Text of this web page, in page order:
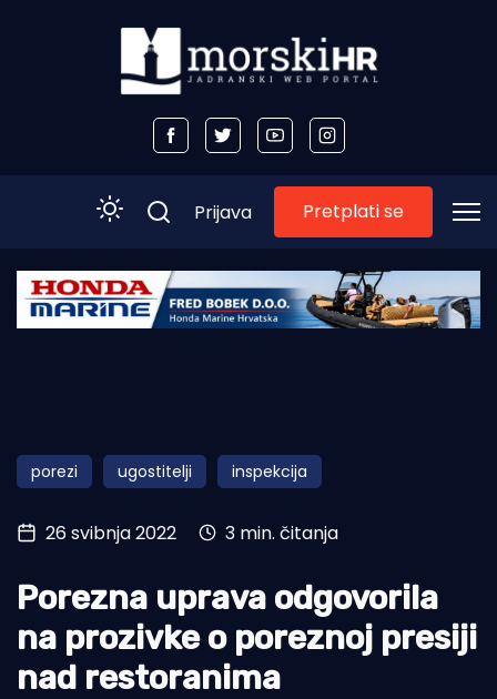
Početna
Obala
Otoci
Turizam i nautika
Pomorstvo
Ribolov
Ekologija
Prijava Pretplati se
porezi ugostitelji inspekcija
26 svibnja 2022 3 min. čitanja
Porezna uprava odgovorila
na prozivke o poreznoj presiji
nad restoranima